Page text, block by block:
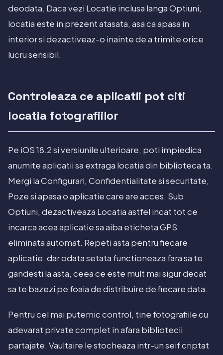
deodata. Daca vezi Locatie inclusa langa Optiuni,
locatia este in prezent atasata, asa ca apasa in
interior si dezactiveaz-o inainte de a trimite orice
lucru sensibil.
Controleaza ce aplicatii pot citi
locatia fotografiilor
Pe iOS 18.2 si versiunile ulterioare, poti impiedica
anumite aplicatii sa extraga locatia din biblioteca ta.
Mergi la Configurari, Confidentialitate si securitate,
Poze si apasa o aplicatie care are acces. Sub
Optiuni, dezactiveaza Locatia astfel incat tot ce
incarca acea aplicatie sa aiba eticheta GPS
eliminata automat. Repeti asta pentru fiecare
aplicatie, dar odata setata functioneaza fara sa te
gandesti la asta, ceea ce este mult mai sigur decat
sa te bazezi pe foaia de distribuire de fiecare data.
Pentru cel mai puternic control, tine fotografiile cu
adevarat private complet in afara bibliotecii
partajate. Vaultaire le stocheaza intr-un seif criptat